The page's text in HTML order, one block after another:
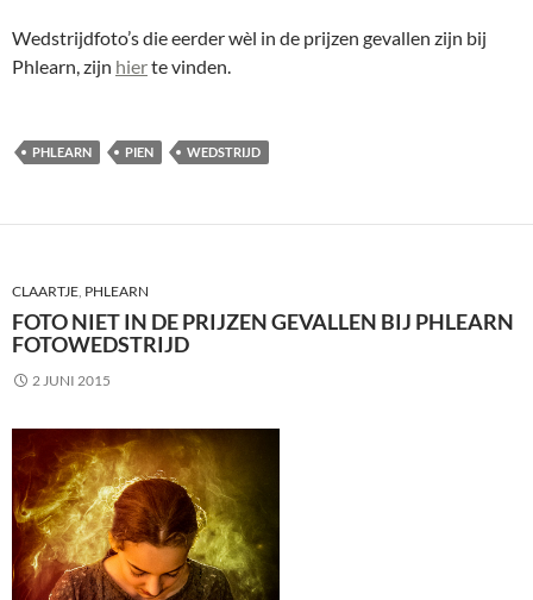
Wedstrijdfoto’s die eerder wèl in de prijzen gevallen zijn bij
Phlearn, zijn hierte vinden.
PHLEARN PIEN WEDSTRIJD
CLAARTJE, PHLEARN
FOTO NIET IN DE PRIJZEN GEVALLEN BIJ PHLEARN
FOTOWEDSTRIJD
2 JUNI 2015